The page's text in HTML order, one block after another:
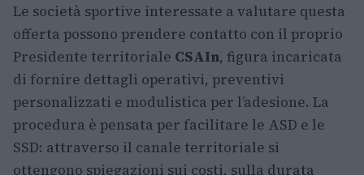
Le società sportive interessate a valutare questa
offerta possono prendere contatto con il proprio
Presidente territoriale CSAIn, figura incaricata
di fornire dettagli operativi, preventivi
personalizzati e modulistica per l’adesione. La
procedura è pensata per facilitare le ASD e le
SSD: attraverso il canale territoriale si
ottengono spiegazioni sui costi, sulla durata